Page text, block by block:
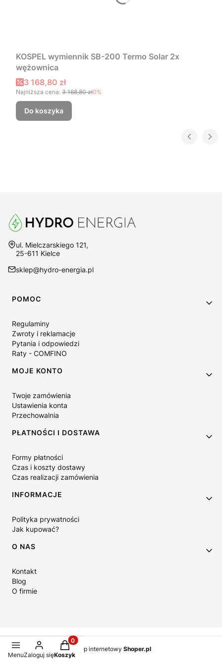
KOSPEL wymiennik SB-200 Termo Solar 2x
wężownica
Cena promocyjna
3 168,80 zł
Najniższa cena: 3 168,80 zł0%
Do koszyka
Adres:
ul. Mielczarskiego 121,
25-611 Kielce
sklep@hydro-energia.pl
Linki w stopce
POMOC
Regulaminy
Zwroty i reklamacje
Pytania i odpowiedzi
Raty - COMFINO
MOJE KONTO
Twoje zamówienia
Ustawienia konta
Przechowalnia
PŁATNOŚCI I DOSTAWA
Formy płatności
Czas i koszty dostawy
Czas realizacji zamówienia
INFORMACJE
Polityka prywatności
Jak kupować?
O NAS
Kontakt
Blog
O firmie
Sklep internetowy Shoper.pl
MenuZaloguj się
Produkty w koszyku: 0. Zobacz szczegóły
Koszyk